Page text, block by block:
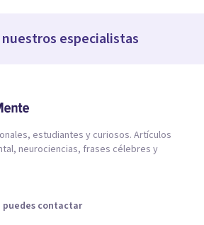
especialistas
estudiantes y curiosos. Artículos
neurociencias, frases célebres y
puedes contactar